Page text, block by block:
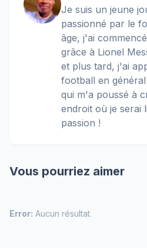
Je suis un jeune
passionné par le
âge, j'ai
grâce à Lionel
et plus tard, j'ai
football en
qui m'a poussé à
endroit où je serai
passion !
Vous pourriez aimer
Error: Aucun résultat.